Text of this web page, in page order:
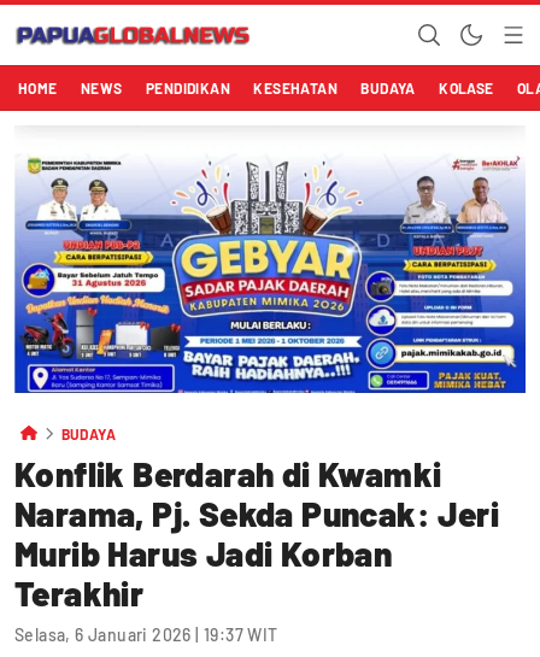
HOME NEWS PENDIDIKAN KESEHATAN BUDAYA KOLASE
BUDAYA
Konflik Berdarah di Kwamki
Narama, Pj. Sekda Puncak: Jeri
Murib Harus Jadi Korban
Terakhir
Selasa, 6 Januari 2026 | 19:37 WIT